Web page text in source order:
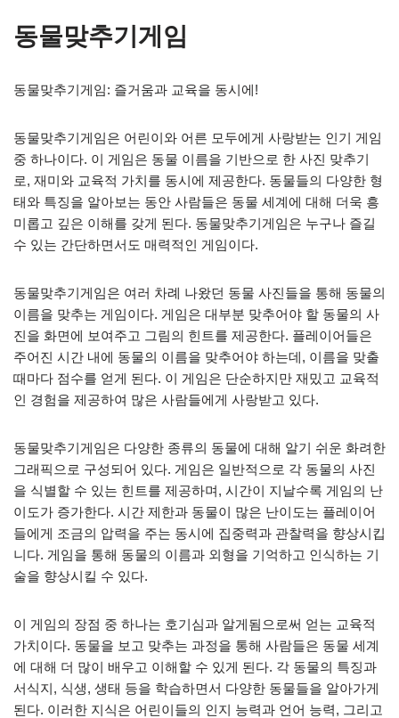
동물맞추기게임
동물맞추기게임: 즐거움과 교육을 동시에!
동물맞추기게임은 어린이와 어른 모두에게 사랑받는 인기 게임
중 하나이다. 이 게임은 동물 이름을 기반으로 한 사진 맞추기
로, 재미와 교육적 가치를 동시에 제공한다. 동물들의 다양한 형
태와 특징을 알아보는 동안 사람들은 동물 세계에 대해 더욱 흥
미롭고 깊은 이해를 갖게 된다. 동물맞추기게임은 누구나 즐길
수 있는 간단하면서도 매력적인 게임이다.
동물맞추기게임은 여러 차례 나왔던 동물 사진들을 통해 동물의
이름을 맞추는 게임이다. 게임은 대부분 맞추어야 할 동물의 사
진을 화면에 보여주고 그림의 힌트를 제공한다. 플레이어들은
주어진 시간 내에 동물의 이름을 맞추어야 하는데, 이름을 맞출
때마다 점수를 얻게 된다. 이 게임은 단순하지만 재밌고 교육적
인 경험을 제공하여 많은 사람들에게 사랑받고 있다.
동물맞추기게임은 다양한 종류의 동물에 대해 알기 쉬운 화려한
그래픽으로 구성되어 있다. 게임은 일반적으로 각 동물의 사진
을 식별할 수 있는 힌트를 제공하며, 시간이 지날수록 게임의 난
이도가 증가한다. 시간 제한과 동물이 많은 난이도는 플레이어
들에게 조금의 압력을 주는 동시에 집중력과 관찰력을 향상시킵
니다. 게임을 통해 동물의 이름과 외형을 기억하고 인식하는 기
술을 향상시킬 수 있다.
이 게임의 장점 중 하나는 호기심과 알게됨으로써 얻는 교육적
가치이다. 동물을 보고 맞추는 과정을 통해 사람들은 동물 세계
에 대해 더 많이 배우고 이해할 수 있게 된다. 각 동물의 특징과
서식지, 식생, 생태 등을 학습하면서 다양한 동물들을 알아가게
된다. 이러한 지식은 어린이들의 인지 능력과 언어 능력, 그리고